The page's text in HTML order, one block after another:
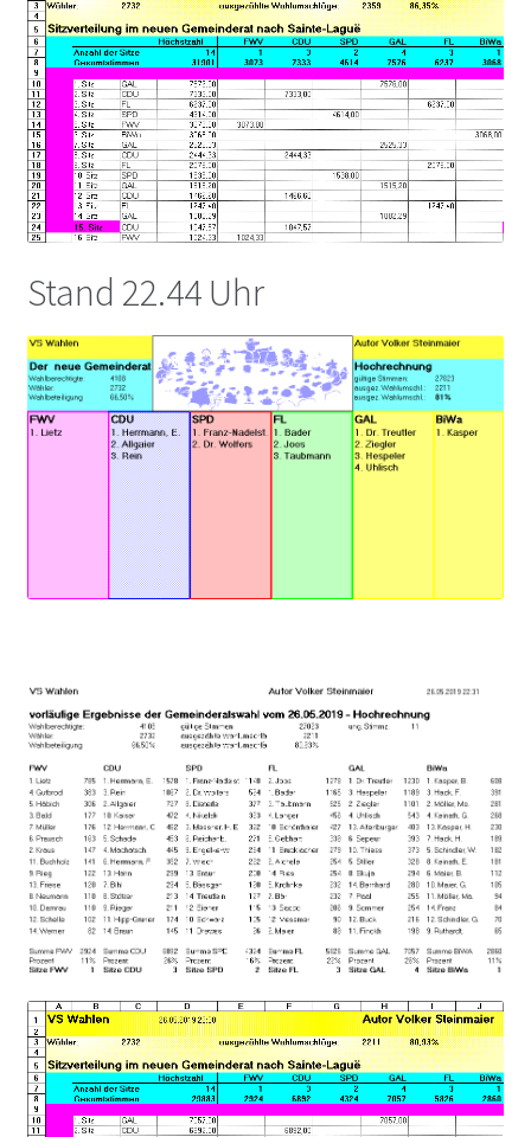
Stand 22.44 Uhr